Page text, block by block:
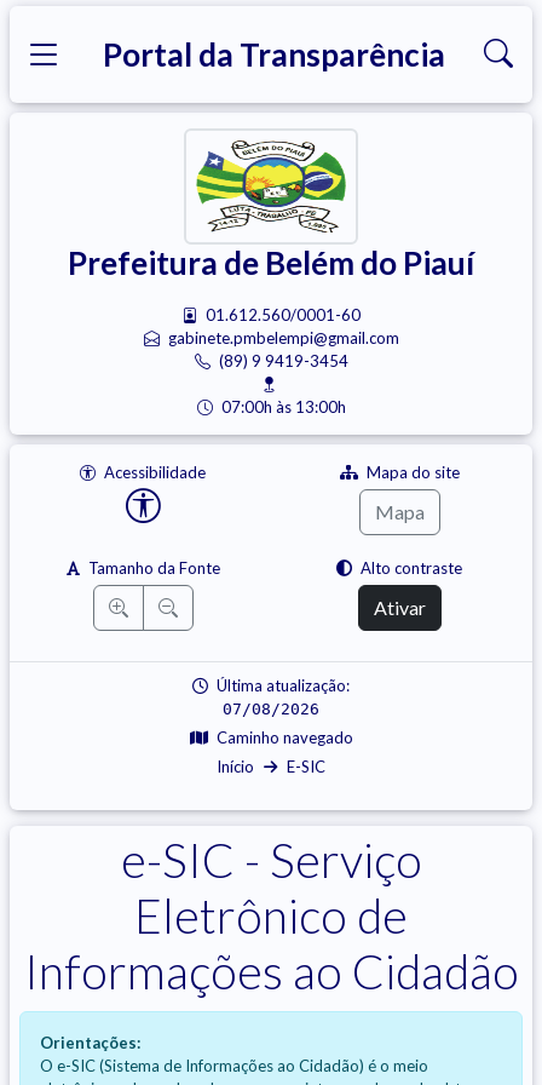
Portal da Transparência
Prefeitura de Belém do Piauí
01.612.560/0001-60
gabinete.pmbelempi@gmail.com
(89) 9 9419-3454
07:00h às 13:00h
Acessibilidade Mapa do site
Mapa
Tamanho da Fonte Alto contraste
Ativar
Última atualização:
07/08/2026
Caminho navegado
Início
E-SIC
e-SIC - Serviço
Eletrônico de
Informações ao Cidadão
Orientações:
O e-SIC (Sistema de Informações ao Cidadão) é o meio